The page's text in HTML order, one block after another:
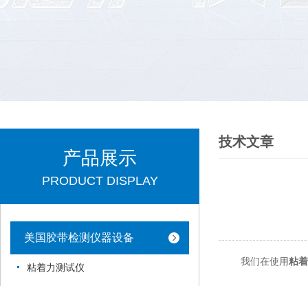
产品展示
PRODUCT DISPLAY
美国胶带检测仪器设备
粘着力测试仪
技术文章
我们在使用粘